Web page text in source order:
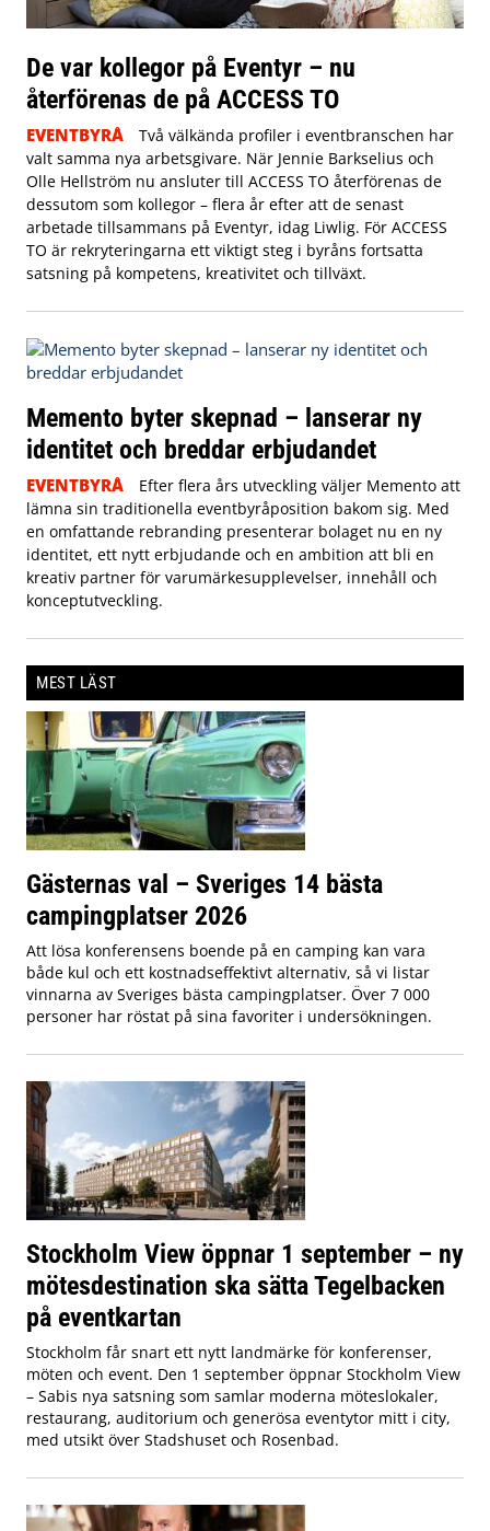
De var kollegor på Eventyr – nu
återförenas de på ACCESS TO
EVENTBYRÅ
Två välkända profiler i eventbranschen har
valt samma nya arbetsgivare. När Jennie Barkselius och
Olle Hellström nu ansluter till ACCESS TO återförenas de
dessutom som kollegor – flera år efter att de senast
arbetade tillsammans på Eventyr, idag Liwlig. För ACCESS
TO är rekryteringarna ett viktigt steg i byråns fortsatta
satsning på kompetens, kreativitet och tillväxt.
Memento byter skepnad – lanserar ny
identitet och breddar erbjudandet
EVENTBYRÅ
Efter flera års utveckling väljer Memento att
lämna sin traditionella eventbyråposition bakom sig. Med
en omfattande rebranding presenterar bolaget nu en ny
identitet, ett nytt erbjudande och en ambition att bli en
kreativ partner för varumärkesupplevelser, innehåll och
konceptutveckling.
MEST LÄST
Gästernas val – Sveriges 14 bästa
campingplatser 2026
Att lösa konferensens boende på en camping kan vara
både kul och ett kostnadseffektivt alternativ, så vi listar
vinnarna av Sveriges bästa campingplatser. Över 7 000
personer har röstat på sina favoriter i undersökningen.
Stockholm View öppnar 1 september – ny
mötesdestination ska sätta Tegelbacken
på eventkartan
Stockholm får snart ett nytt landmärke för konferenser,
möten och event. Den 1 september öppnar Stockholm View
– Sabis nya satsning som samlar moderna möteslokaler,
restaurang, auditorium och generösa eventytor mitt i city,
med utsikt över Stadshuset och Rosenbad.